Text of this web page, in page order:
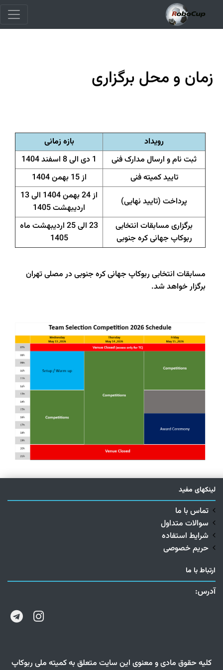
زمان و محل برگزاری
رویداد
بازه زمانی
ثبت نام و ارسال مدارک فنی
1 دی الی 8 اسفند 1404
تایید کمیته فنی
از 15 بهمن 1404
پرداخت (تایید نهایی)
از 24 بهمن 1404 الی 13
اردیبهشت 1405
برگزاری مسابقات انتخابی
ربوکاپ جهانی کره جنوبی
23 الی 25 اردیبهشت ماه
1405
مسابقات انتخابی ربوکاپ جهانی کره جنوبی در مصلی تهران
برگزار خواهد شد.
لینکهای مفید
تماس با ما
سوالات متداول
شرایط استفاده
حریم خصوصی
ارتباط با ما
آدرس:
کلیه حقوق مادی و معنوی این سایت متعلق به کمیته ملی ربوکاپ